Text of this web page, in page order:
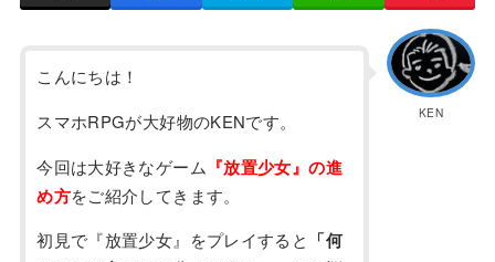
KEN
こんにちは！
スマホRPGが大好物のKENです。
今回は大好きなゲーム 『放置少女』の進
め方をご紹介してきます。
初見で『放置少女』をプレイすると 「何